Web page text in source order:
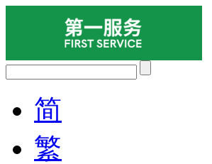
简
繁